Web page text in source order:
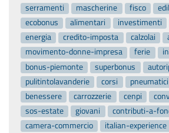
serramenti mascherine fisco
ecobonus
alimentari investimenti
energia
credito-imposta calzolai
movimento-donne-impresa
ferie
bonus-piemonte
superbonus
pulitintolavanderie
corsi pneumatici
benessere
carrozzerie cenpi
sos-estate
giovani
contributi-a-
camera-commercio
italian-experience